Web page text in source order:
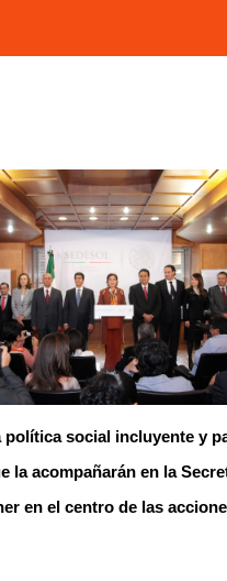
social incluyente y
la acompañarán en la
en el centro de las